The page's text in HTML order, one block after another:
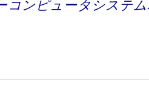
コンピュータシステ